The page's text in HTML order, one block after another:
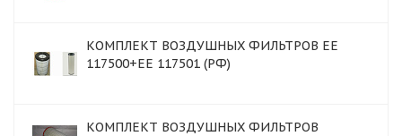
КОМПЛЕКТ ВОЗДУШНЫХ ФИЛЬТРОВ ЕЕ
117500+EE 117501 (РФ)
КОМПЛЕКТ ВОЗДУШНЫХ ФИЛЬТРОВ